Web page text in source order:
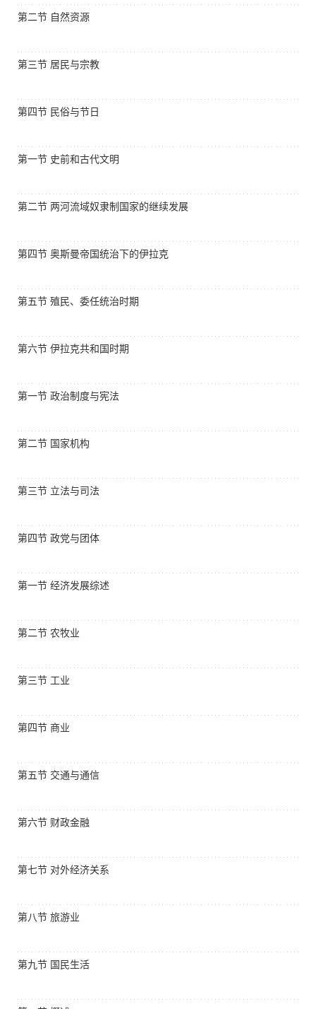
第二节 自然资源
第三节 居民与宗教
第四节 民俗与节日
第一节 史前和古代文明
第二节 两河流域奴隶制国家的继续发展
第四节 奥斯曼帝国统治下的伊拉克
第五节 殖民、委任统治时期
第六节 伊拉克共和国时期
第一节 政治制度与宪法
第二节 国家机构
第三节 立法与司法
第四节 政党与团体
第一节 经济发展综述
第二节 农牧业
第三节 工业
第四节 商业
第五节 交通与通信
第六节 财政金融
第七节 对外经济关系
第八节 旅游业
第九节 国民生活